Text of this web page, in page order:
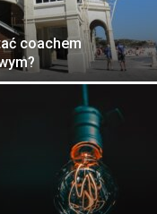
coachem